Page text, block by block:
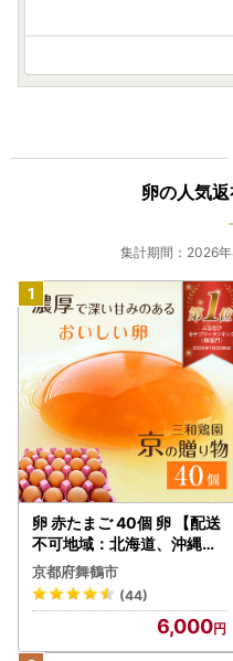
卵の人気
集計期間：2026
卵 赤たまご 40個 卵 【配送
不可地域：北海道、沖縄、
離島】
京都府舞鶴市
(44)
6,000